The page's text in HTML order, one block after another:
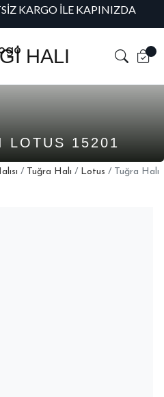
KARGO İLE KAPINIZDA
HALI
LOTUS 15201
/ Tuğra Halı / Lotus / Tuğra Halı